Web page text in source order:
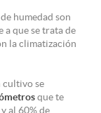
humedad son
a que se trata de
la climatización
cultivo se
que te
al 60% de